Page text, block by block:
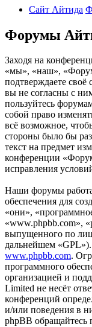
Сайт Айтида
Форумы
Заходя на
«мы», «наш»,
подтверждаете
вы не согласны с
пользуйтесь
собой право
всё возможное,
стороны было бы
текст на предмет
конференции
исправления
Наши форумы
обеспечения для
«они»,
«www.phpbb.com»,
выпущенного по
дальнейшем
www.phpbb.com.
программного
организацией и
Limited не несёт
конференций
и/или поведения в
phpBB обращайтесь